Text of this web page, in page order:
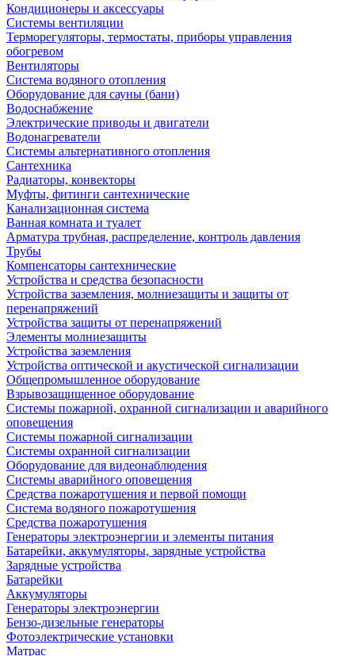
Кондиционеры и аксессуары
Системы вентиляции
Терморегуляторы, термостаты, приборы управления
обогревом
Вентиляторы
Система водяного отопления
Оборудование для сауны (бани)
Водоснабжение
Электрические приводы и двигатели
Водонагреватели
Системы альтернативного отопления
Сантехника
Радиаторы, конвекторы
Муфты, фитинги сантехнические
Канализационная система
Ванная комната и туалет
Арматура трубная, распределение, контроль давления
Трубы
Компенсаторы сантехнические
Устройства и средства безопасности
Устройства заземления, молниезащиты и защиты от
перенапряжений
Устройства защиты от перенапряжений
Элементы молниезащиты
Устройства заземления
Устройства оптической и акустической сигнализации
Общепромышленное оборудование
Взрывозащищенное оборудование
Системы пожарной, охранной сигнализации и аварийного
оповещения
Системы пожарной сигнализации
Системы охранной сигнализации
Оборудование для видеонаблюдения
Системы аварийного оповещения
Средства пожаротушения и первой помощи
Система водяного пожаротушения
Средства пожаротушения
Генераторы электроэнергии и элементы питания
Батарейки, аккумуляторы, зарядные устройства
Зарядные устройства
Батарейки
Аккумуляторы
Генераторы электроэнергии
Бензо-дизельные генераторы
Фотоэлектрические установки
Матрас